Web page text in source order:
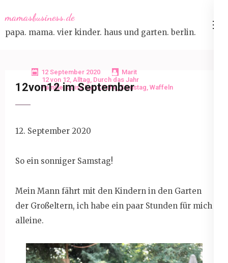
to
content
mamasbusiness.de
papa. mama. vier kinder. haus und garten. berlin.
12 September 2020
Marit
12 von 12, Alltag, Durch das Jahr
Familie,GLiss Kur,Kirche,Samstag, Waffeln
12von12 im September
12. September 2020
So ein sonniger Samstag!
Mein Mann fährt mit den Kindern in den Garten
der Großeltern, ich habe ein paar Stunden für mich
alleine.